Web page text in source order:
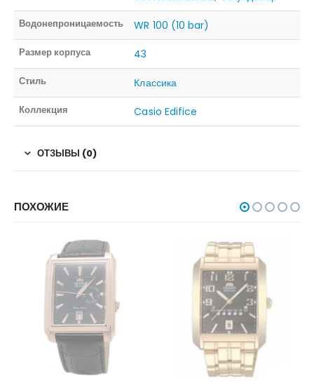
Водонепроницаемость WR 100 (10 bar)
Размер корпуса 43
Стиль Классика
Коллекция Casio Edifice
ОТЗЫВЫ (0)
ПОХОЖИЕ
НЕТ В НАЛИЧИИ НЕТ В НАЛИЧИИ